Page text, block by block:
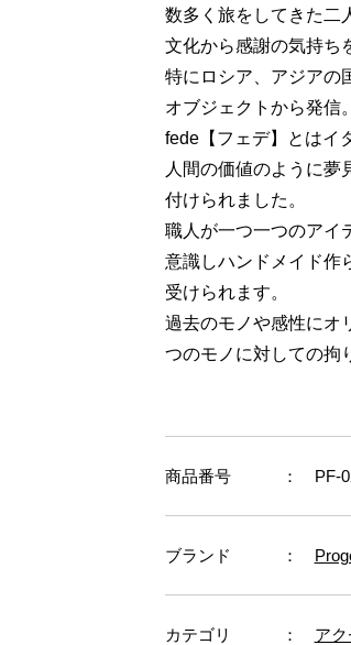
数多く旅をしてきた二
文化から感謝の気持ち
特にロシア、アジアの
オブジェクトから発信。
fede【フェデ】とはイ
人間の価値のように夢
付けられました。
職人が一つ一つのアイ
意識しハンドメイド作
受けられます。
過去のモノや感性にオ
つのモノに対しての拘
商品番号 ： PF-
ブランド ：
カテゴリ ： ア